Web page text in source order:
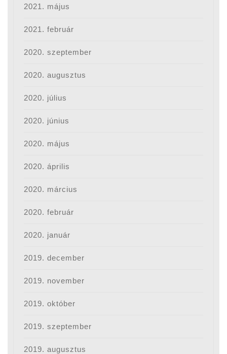
2021. május
2021. február
2020. szeptember
2020. augusztus
2020. július
2020. június
2020. május
2020. április
2020. március
2020. február
2020. január
2019. december
2019. november
2019. október
2019. szeptember
2019. augusztus